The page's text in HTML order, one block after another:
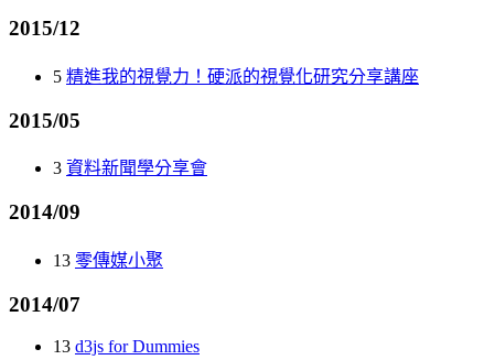
2015/12
5 精進我的視覺力！硬派的視覺化研究分享講座
2015/05
3 資料新聞學分享會
2014/09
13 零傳媒小聚
2014/07
13 d3js for Dummies